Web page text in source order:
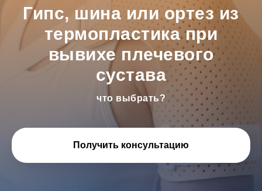
Гипс, шина или ортез из
термопластика при
вывихе плечевого
сустава
что выбрать?
Получить консультацию